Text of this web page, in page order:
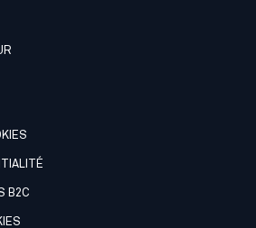
B2C